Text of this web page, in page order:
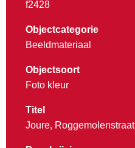
f2428
Objectcategorie
Beeldmateriaal
Objectsoort
Foto kleur
Titel
Joure, Roggemolenstraat